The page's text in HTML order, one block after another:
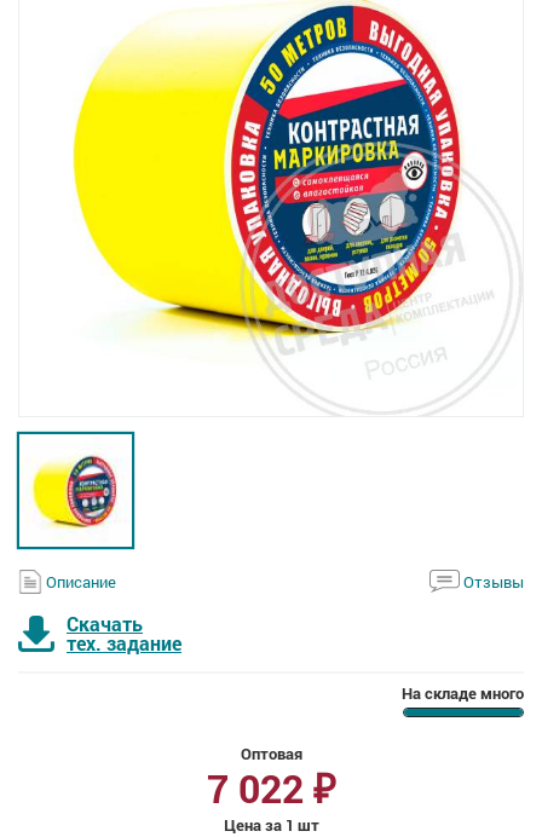
Описание Отзывы
Скачать
тех. задание
На складе много
Оптовая
7 022 ₽
Цена за 1 шт